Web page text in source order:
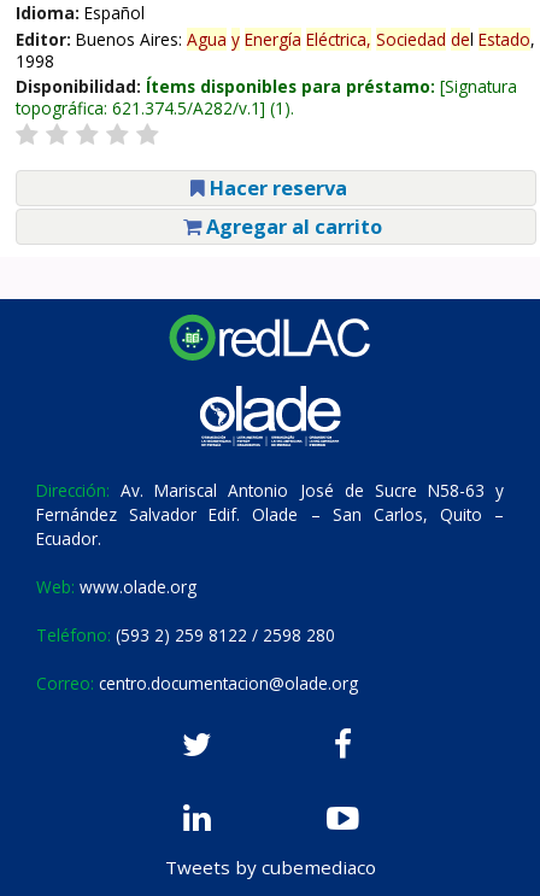
Idioma: Español
Editor: Buenos Aires: Agua y Energía Eléctrica, Sociedad del Estado,
1998
Disponibilidad: Ítems disponibles para préstamo: Signatura
topográfica: 621.374.5/A282/v.1 (1).
Hacer reserva
Agregar al carrito
Dirección: Av. Mariscal Antonio José de Sucre N58-63 y
Fernández Salvador Edif. Olade – San Carlos, Quito –
Ecuador.
Web: www.olade.org
Teléfono: (593 2) 259 8122 / 2598 280
Correo: centro.documentacion@olade.org
Tweets by cubemediaco